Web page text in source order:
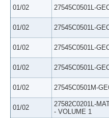
01/02 27545C0501L-
01/02 27545C0501L-
01/02 27545C0501L-
01/02 27545C0501L-
01/02 27545C0501M-
01/02
27582C0201L-
- VOLUME 1